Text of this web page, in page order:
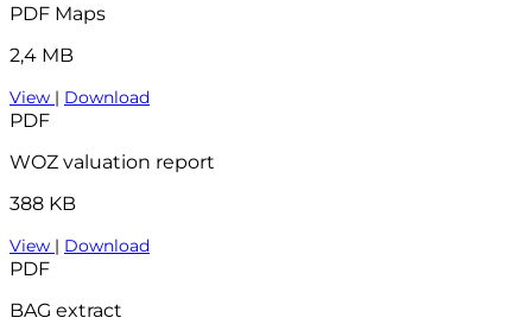
PDF Maps
2,4 MB
View | Download
PDF
WOZ valuation report
388 KB
View | Download
PDF
BAG extract